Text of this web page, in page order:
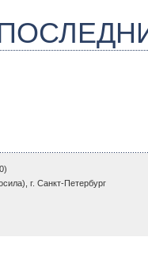
г. Санкт-Петербург